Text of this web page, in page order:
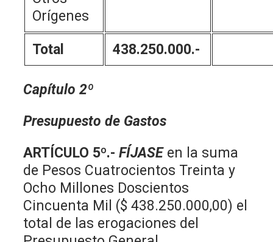
Orígenes
Total 438.250.000.-
Capítulo 2º
Presupuesto de Gastos
ARTÍCULO 5º.- FÍJASEen la suma
de Pesos Cuatrocientos Treinta y
Ocho Millones Doscientos
Cincuenta Mil ($ 438.250.000,00) el
total de las erogaciones del